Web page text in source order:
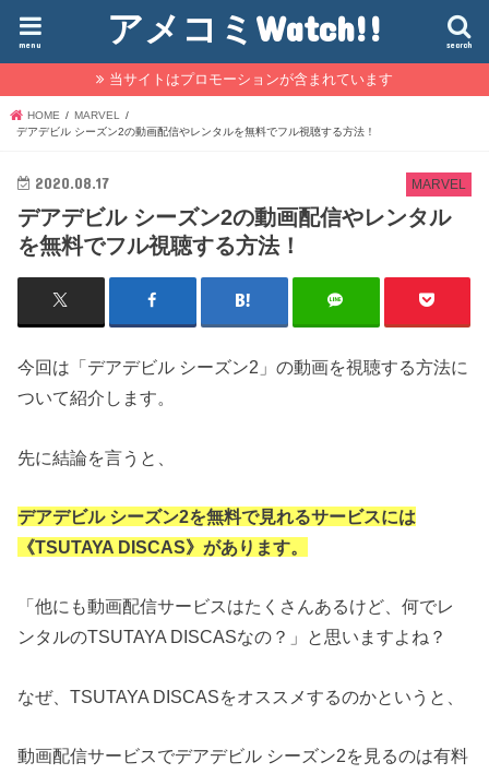
アメコミWatch!! search
menu
当サイトはプロモーションが含まれています
HOME
MARVEL
デアデビル シーズン2の動画配信やレンタルを無料でフル視聴する方法！
MARVEL
2020.08.17
デアデビル シーズン2の動画配信やレンタル
を無料でフル視聴する方法！
今回は「デアデビル シーズン2」の動画を視聴する方法に
ついて紹介します。
先に結論を言うと、
デアデビル シーズン2を無料で見れるサービスには
《TSUTAYA DISCAS》があります。
「他にも動画配信サービスはたくさんあるけど、何でレ
ンタルのTSUTAYA DISCASなの？」と思いますよね？
なぜ、TSUTAYA DISCASをオススメするのかというと、
動画配信サービスでデアデビル シーズン2を見るのは有料